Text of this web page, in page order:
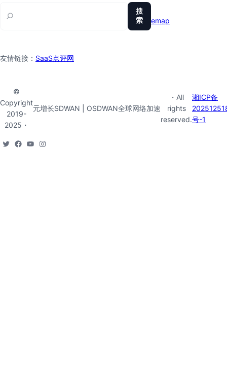
搜
索 sitemap
友情链接： SaaS点评网
©
Copyright
2019-
2025・
元增长SDWAN | OSDWAN全球网络加速
・All
rights
reserved.
湘ICP备
号-1